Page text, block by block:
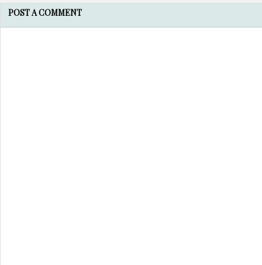
POST A COMMENT